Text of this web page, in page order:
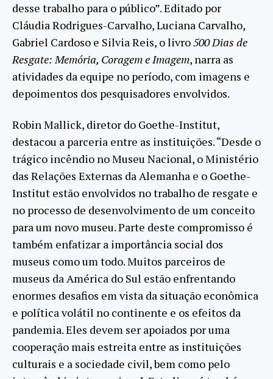
desse trabalho para o público”. Editado por
Cláudia Rodrigues-Carvalho, Luciana Carvalho,
Gabriel Cardoso e Silvia Reis, o livro500 Dias de
Resgate: Memória, Coragem e Imagem, narra as
atividades da equipe no período, com imagens e
depoimentos dos pesquisadores envolvidos.
Robin Mallick, diretor do Goethe-Institut,
destacou a parceria entre as instituições. “Desde o
trágico incêndio no Museu Nacional, o Ministério
das Relações Externas da Alemanha e o Goethe-
Institut estão envolvidos no trabalho de resgate e
no processo de desenvolvimento de um conceito
para um novo museu. Parte deste compromisso é
também enfatizar a importância social dos
museus como um todo. Muitos parceiros de
museus da América do Sul estão enfrentando
enormes desafios em vista da situação econômica
e política volátil no continente e os efeitos da
pandemia. Eles devem ser apoiados por uma
cooperação mais estreita entre as instituições
culturais e a sociedade civil, bem como pelo